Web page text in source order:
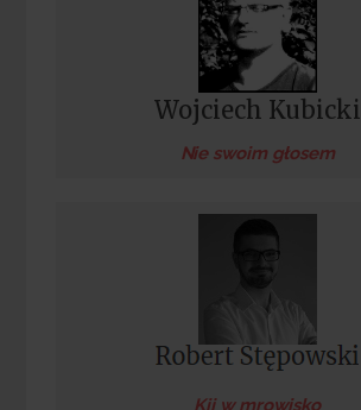
Wojciech Kubicki
Nie swoim głosem
Kij w mrowisko